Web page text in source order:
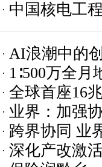
中国核电工
AI浪潮中的
1∶500万全
全球首座16
业界：加强
跨界协同 业
深化产改激